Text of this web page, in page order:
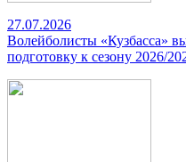
27.07.2026
Волейболисты «Кузбасса»
подготовку к сезону 2026/